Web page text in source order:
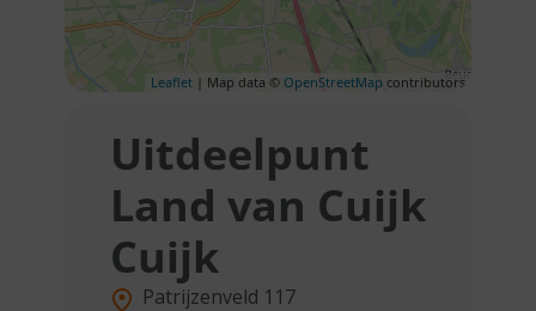
Leaflet | Map data © OpenStreetMap contributors
Uitdeelpunt
Land van Cuijk
Cuijk
Patrijzenveld 117